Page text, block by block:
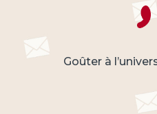
Goûter à